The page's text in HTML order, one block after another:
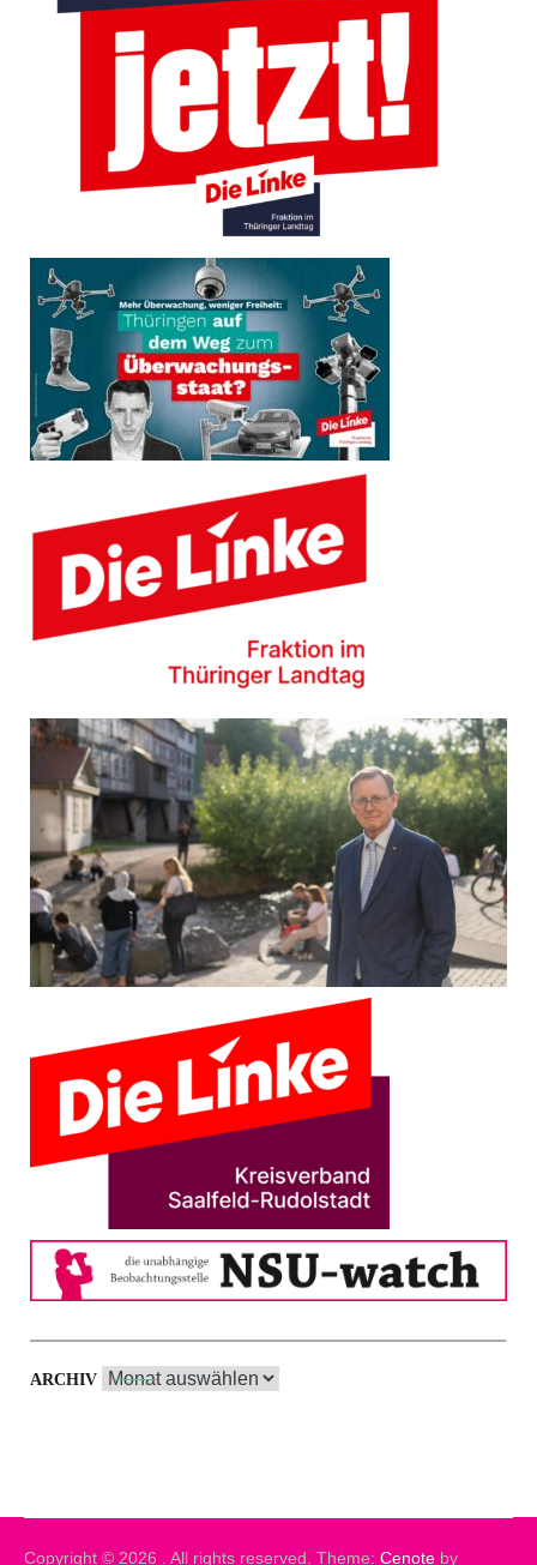
ARCHIV Archiv
Copyright © 2026 . All rights reserved. Theme: Cenote by